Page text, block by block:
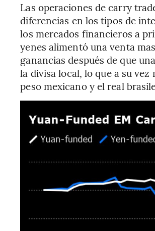
Las operaciones de carry
diferencias en los tipos de
los mercados financieros a
yenes alimentó una venta
ganancias después de que
la divisa local, lo que a su
peso mexicano y el real